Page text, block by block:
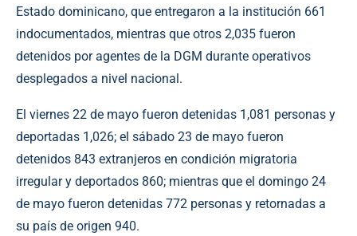
Estado dominicano, que entregaron a la institución 661
indocumentados, mientras que otros 2,035 fueron
detenidos por agentes de la DGM durante operativos
desplegados a nivel nacional.
El viernes 22 de mayo fueron detenidas 1,081 personas y
deportadas 1,026; el sábado 23 de mayo fueron
detenidos 843 extranjeros en condición migratoria
irregular y deportados 860; mientras que el domingo 24
de mayo fueron detenidas 772 personas y retornadas a
su país de origen 940.